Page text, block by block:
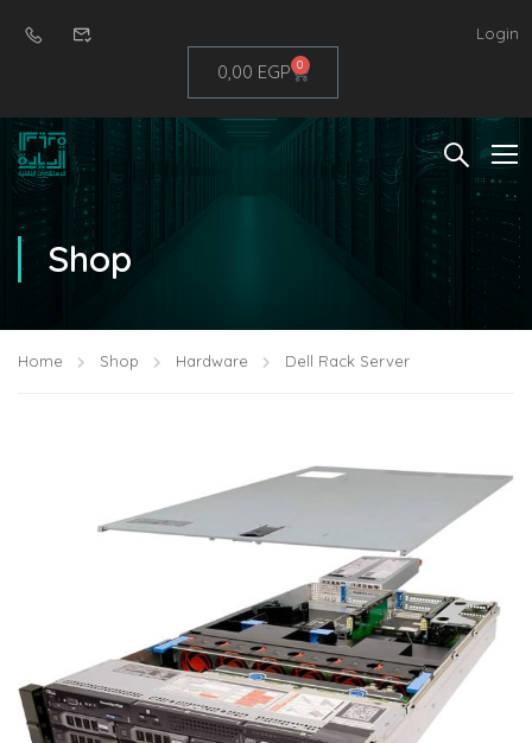
Login
0,00 EGP 0
Shop
Home Shop Hardware Dell Rack Server